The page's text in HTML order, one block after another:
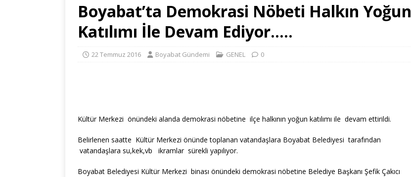
Boyabat’ta Demokrasi Nöbeti Halkın Yoğun
Katılımı İle Devam Ediyor…..
22 Temmuz 2016 Boyabat Gündemi GENEL 0
Kültür Merkezi önündeki alanda demokrasi nöbetine ilçe halkının yoğun katılımı ile devam ettirildi.
Belirlenen saatte Kültür Merkezi önünde toplanan vatandaşlara Boyabat Belediyesi tarafından
vatandaşlara su,kek,vb ikramlar sürekli yapılıyor.
Boyabat Belediyesi Kültür Merkezi binası önündeki demokrasi nöbetine Belediye Başkanı Şefik Çakıcı